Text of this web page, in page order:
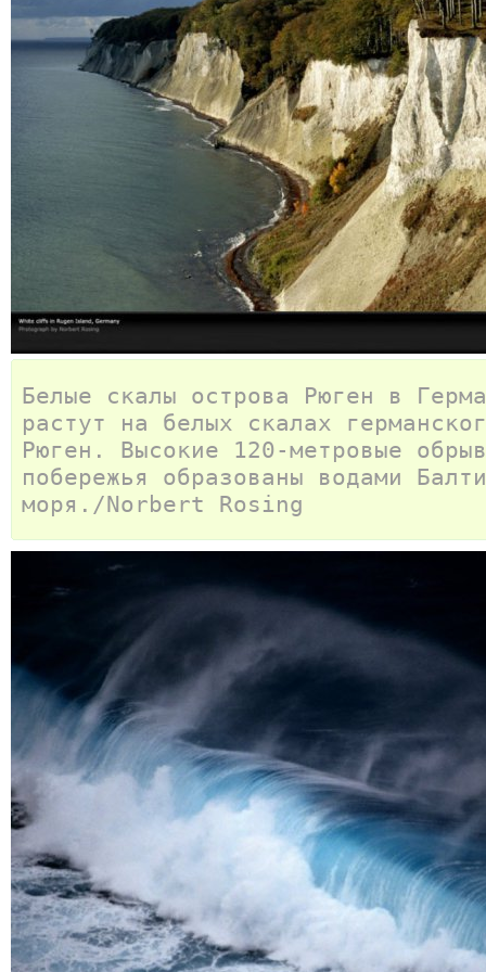
Белые скалы острова Рюген в
растут на белых скалах
Рюген. Высокие 120-метровые
побережья образованы водами
моря./Norbert Rosing